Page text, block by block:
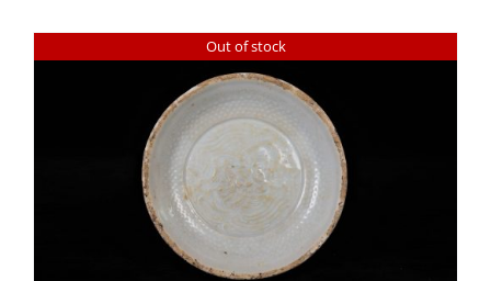
Out of stock